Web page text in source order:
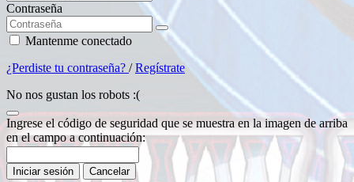
Contraseña
Mantenme conectado
¿Perdiste tu contraseña? /Regístrate
No nos gustan los robots :(
Ingrese el código de seguridad que se muestra en la imagen de arriba
en el campo a continuación:
Iniciar sesión Cancelar